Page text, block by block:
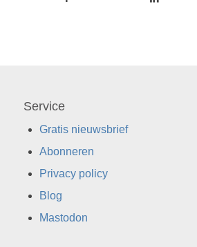
Service
Gratis nieuwsbrief
Abonneren
Privacy policy
Blog
Mastodon